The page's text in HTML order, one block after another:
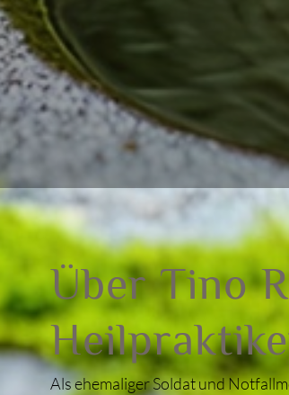
Über Tino
Als ehemaliger Soldat und